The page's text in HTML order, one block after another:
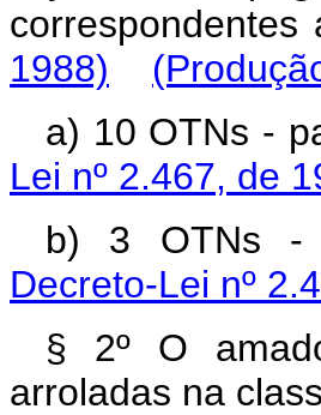
correspondentes
1988)
a) 10 OTNs -
Lei nº 2.467, de
b) 3 OTNs -
Decreto-Lei nº
§ 2º O
arroladas na